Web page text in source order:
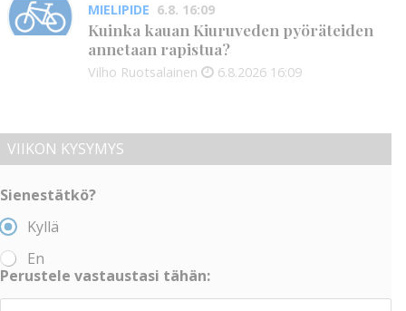
MIELIPIDE 6.8. 16:09
Kuinka kauan Kiuruveden pyöräteiden
annetaan rapistua?
Vilho Ruotsalainen 6.8.2026 16:09
VIIKON KYSYMYS
Sienestätkö?
Kyllä
En
Perustele vastaustasi tähän: